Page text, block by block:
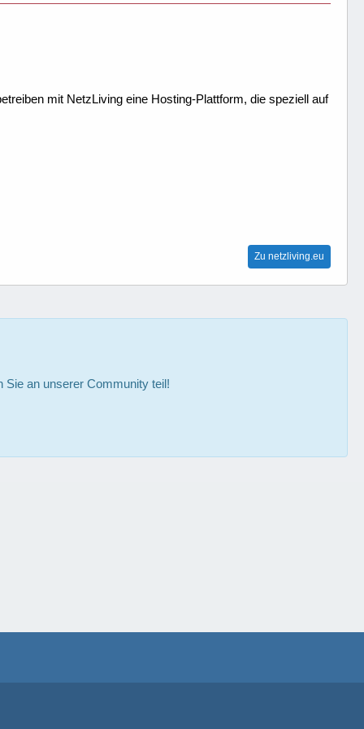
mit NetzLiving eine Hosting-Plattform, die speziell auf
Zu netzliving.eu
Sie an unserer Community teil!